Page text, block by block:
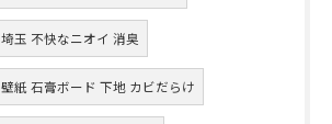
埼玉 不快なニオイ 消臭
壁紙 石膏ボード 下地 カビだらけ